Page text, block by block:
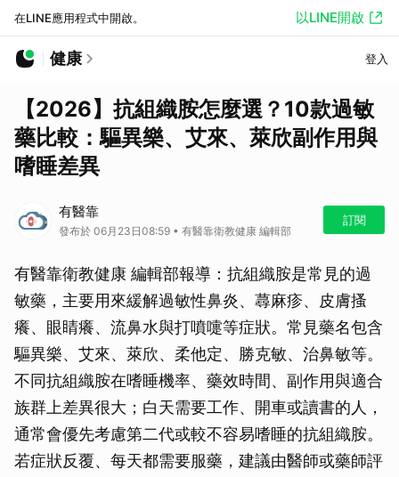
在LINE應用程式中開啟。 以LINE開啟
健康 登入
【2026】抗組織胺怎麼選？10款過敏
藥比較：驅異樂、艾來、萊欣副作用與
嗜睡差異
有醫靠
發布於 06月23日08:59 • 有醫靠衛教健康 編輯部
訂閱
有醫靠衛教健康 編輯部報導：抗組織胺是常見的過
敏藥，主要用來緩解過敏性鼻炎、蕁麻疹、皮膚搔
癢、眼睛癢、流鼻水與打噴嚏等症狀。常見藥名包含
驅異樂、艾來、萊欣、柔他定、勝克敏、治鼻敏等。
不同抗組織胺在嗜睡機率、藥效時間、副作用與適合
族群上差異很大；白天需要工作、開車或讀書的人，
通常會優先考慮第二代或較不容易嗜睡的抗組織胺。
若症狀反覆、每天都需要服藥，建議由醫師或藥師評